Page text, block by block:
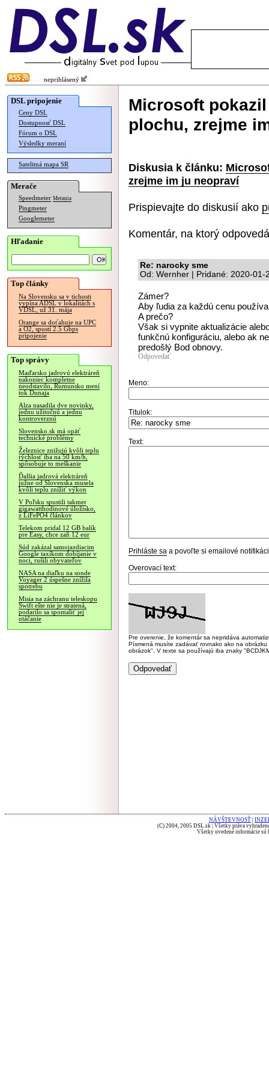
neprihlásený
DSL pripojenie
Ceny DSL
Dostupnosť DSL
Fórum o DSL
Výsledky meraní
Satelitná mapa SR
Merače
Speedmeter Merania
Pingmeter
Googlemeter
Hľadanie
Top články
Na Slovensku sa v tichosti
vypína ADSL v lokalitách s
VDSL, už 31. mája
Orange sa doťahuje na UPC
a O2, spustí 2.5 Gbps
pripojenie
Top správy
Maďarsko jadrovú elektráreň
nakoniec kompletne
neodstavilo, Rumunsko mení
tok Dunaja
Alza nasadila dve novinky,
jednu užitočnú a jednu
kontroverznú
Slovensko.sk má opäť
technické problémy
Železnice znižujú kvôli teplu
rýchlosť iba na 50 km/h,
spôsobuje to meškanie
Ďalšia jadrová elektráreň
južne od Slovenska musela
kvôli teplu znížiť výkon
V Poľsku spustili takmer
gigawatthodinové úložisko,
z LiFePO4 článkov
Telekom pridal 12 GB balík
pre Easy, chce zaň 12 eur
Súd zakázal samojazdiacim
Google taxíkom dobíjanie v
noci, rušili obyvateľov
NASA na diaľku na sonde
Voyager 2 úspešne znížila
spotrebu
Misia na záchranu teleskopu
Swift ešte nie je stratená,
podarilo sa spomaliť jej
otáčanie
Microsoft
plochu, zrejme
Diskusia k článku:
zrejme im ju neopraví
Prispievajte do diskusií ako
Komentár, na ktorý
Re: narocky sme
Od: Wernher | Pridané: 2020-01-
Zámer?
Aby ľudia za každú cenu
A prečo?
Však si vypnite aktualizácie
funkčnú konfiguráciu, alebo ak
predošlý Bod obnovy.
Odpovedať
Meno:
Titulok:
Text:
Prihláste sa a povoľte si emailové
Overovací text:
Pre overenie, že komentár sa nepridáva
Písmená musíte zadávať rovnako ako na
obrázok". V texte sa používajú iba znaky
NÁVŠTEVNOSŤ
(C) 2004, 2005 DSL.sk | Všetky práva
Všetky uvedené informácie sú